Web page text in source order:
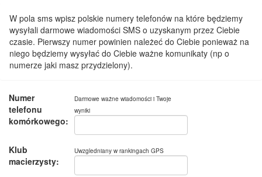
W pola sms wpisz polskie numery telefonów na które będziemy
wysyłali darmowe wiadomości SMS o uzyskanym przez Ciebie
czasie. Pierwszy numer powinien należeć do Ciebie ponieważ na
niego będziemy wysyłać do Ciebie ważne komunikaty (np o
numerze jaki masz przydzielony).
Numer
telefonu
komórkowego:
Darmowe ważne wiadomości i Twoje
wyniki
Klub
macierzysty:
Uwzgledniany w rankingach GPS